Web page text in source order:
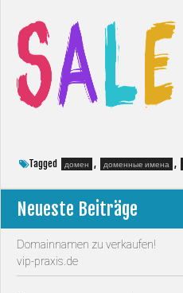
Tagged домен , доменные имена ,
Neueste Beiträge
Domainnamen zu verkaufen!
vip-praxis.de